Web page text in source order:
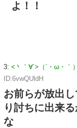
よ！！
3: <丶｀∀´>（´・ω・
ID:6vwQUldH
お前らが放出
り討ちに出来
な